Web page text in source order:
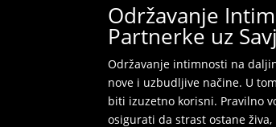
Održavanje
Partnerke uz
Održavanje intimnosti na
nove i uzbudljive načine. U
biti izuzetno korisni. Pravilno
osigurati da strast ostane